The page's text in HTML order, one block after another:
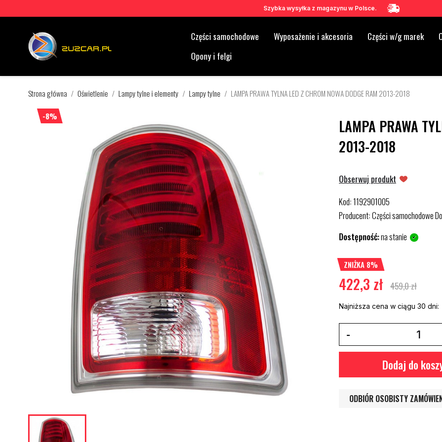
Szybka wysyłka z magazynu w Polsce.
Części samochodowe Wyposażenie i akcesoria Części w/g marek
Opony i felgi
Strona główna Oświetlenie Lampy tylne i elementy Lampy tylne LAMPA PRAWA TYLNA LED Z CHROM NOWA DODGE RAM 2013-2018
-8%
LAMPA PRAWA
2013-2018
Obserwuj produkt
Kod:1192901005
Producent:Części samochodowe
Dostępność:na stanie
ZNIŻKA 8%
422,3 zł 459,0 zł
Najniższa cena w ciągu 30 dni:
Dodaj do
ODBIÓR OSOBISTY